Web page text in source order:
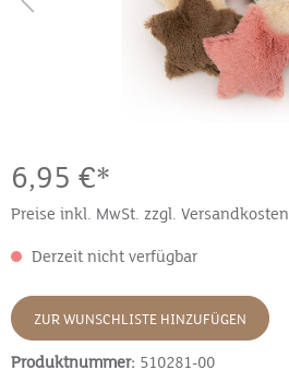
6,95 €*
Preise inkl. MwSt. zzgl. Versandkosten
Derzeit nicht verfügbar
ZUR WUNSCHLISTE HINZUFÜGEN
Produktnummer: 510281-00